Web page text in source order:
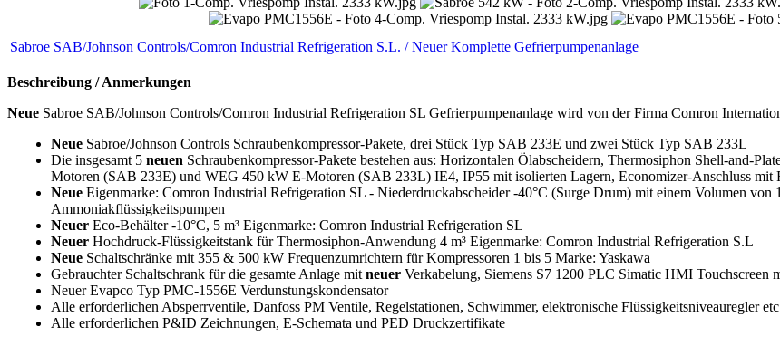
Sabroe SAB/Johnson Controls/Comron Industrial Refrigeration S.L. / Neuer Komplette Gefrierpumpenanlage
Beschreibung / Anmerkungen
Neue Sabroe SAB/Johnson Controls/Comron Industrial Refrigeration SL Gefrierpumpenanlage wird von der Firma Comron
Neue Sabroe/Johnson Controls Schraubenkompressor-Pakete, drei Stück Typ SAB 233E und zwei Stück Typ SAB 233L
Die insgesamt 5 neuen Schraubenkompressor-Pakete bestehen aus: Horizontalen Ölabscheidern, Thermosiphon Shell-and-
Motoren (SAB 233E) und WEG 450 kW E-Motoren (SAB 233L) IE4, IP55 mit isolierten Lagern, Economizer-Anschluss mit
Neue Eigenmarke: Comron Industrial Refrigeration SL - Niederdruckabscheider -40°C (Surge Drum) mit einem Volumen von
Ammoniakflüssigkeitspumpen
Neuer Eco-Behälter -10°C, 5 m³ Eigenmarke: Comron Industrial Refrigeration SL
Neuer Hochdruck-Flüssigkeitstank für Thermosiphon-Anwendung 4 m³ Eigenmarke: Comron Industrial Refrigeration S.L
Neue Schaltschränke mit 355 & 500 kW Frequenzumrichtern für Kompressoren 1 bis 5 Marke: Yaskawa
Gebrauchter Schaltschrank für die gesamte Anlage mit neuer Verkabelung, Siemens S7 1200 PLC Simatic HMI Touchscreen
Neuer Evapco Typ PMC-1556E Verdunstungskondensator
Alle erforderlichen Absperrventile, Danfoss PM Ventile, Regelstationen, Schwimmer, elektronische Flüssigkeitsniveauregler
Alle erforderlichen P&ID Zeichnungen, E-Schemata und PED Druckzertifikate